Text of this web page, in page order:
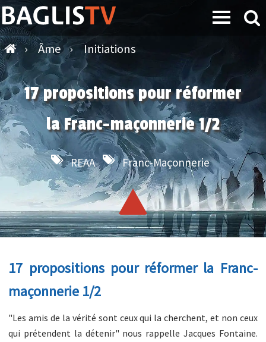
› Âme › Initiations
17 propositions pour réformer
la Franc-maçonnerie 1/2
REAA Franc-Maçonnerie
17 propositions pour réformer la Franc-
maçonnerie 1/2
"Les amis de la vérité sont ceux qui la cherchent, et non ceux
qui prétendent la détenir" nous rappelle Jacques Fontaine.